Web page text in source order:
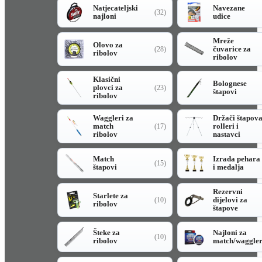
Natjecateljski
najloni
(32)
Navezane
udice
Olovo za
ribolov
(28)
Mreže
čuvarice za
ribolov
Klasični
plovci za
ribolov
(23)
Bolognese
štapovi
Waggleri za
match
ribolov
(17)
Držači štapova
rolleri i
nastavci
Match
štapovi
(15)
Izrada pehara
i medalja
Starlete za
ribolov
(10)
Rezervni
dijelovi za
štapove
Šteke za
ribolov
(10)
Najloni za
match/waggler